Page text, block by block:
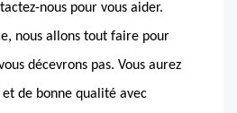
nous pour vous aider.
nous allons tout faire pour
décevrons pas. Vous aurez
de bonne qualité avec